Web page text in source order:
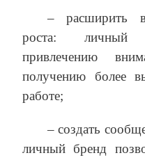
– расширить
роста: личный
привлечению
получению более
работе;
– создать
личный бренд